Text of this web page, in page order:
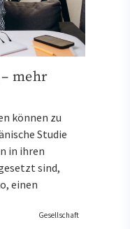
mehr
können zu
Studie
in ihren
sind,
einen
Gesellschaft